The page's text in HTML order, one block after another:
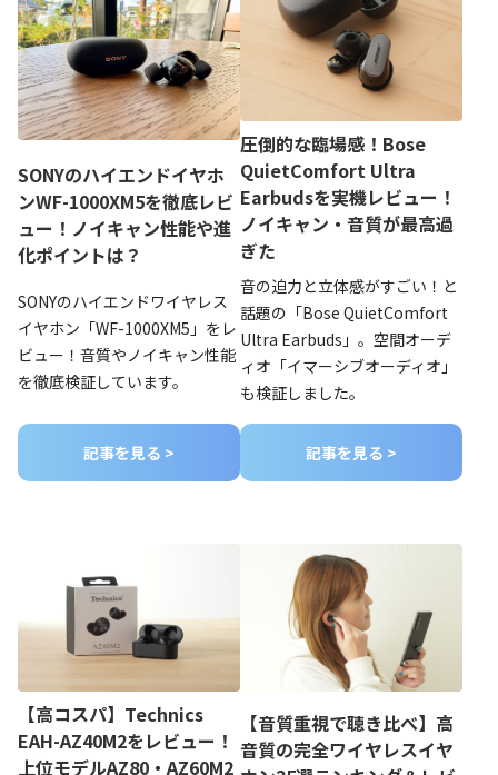
SONYのハイエンドイヤホ
ンWF-1000XM5を徹底レビ
ュー！ノイキャン性能や進
化ポイントは？
SONYのハイエンドワイヤレス
イヤホン「WF-1000XM5」をレ
ビュー！音質やノイキャン性能
を徹底検証しています。
記事を見る >
圧倒的な臨場感！Bose
QuietComfort Ultra
Earbudsを実機レビュー！
ノイキャン・音質が最高過
ぎた
音の迫力と立体感がすごい！と
話題の「Bose QuietComfort
Ultra Earbuds」。空間オーデ
ィオ「イマーシブオーディオ」
も検証しました。
記事を見る >
【高コスパ】Technics
EAH-AZ40M2をレビュー！
上位モデルAZ80・AZ60M2
【音質重視で聴き比べ】高
音質の完全ワイヤレスイヤ